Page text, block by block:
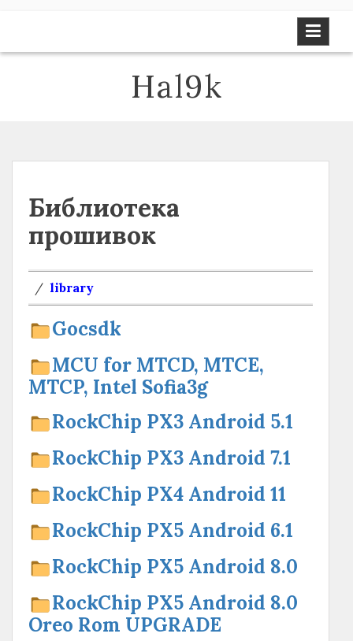
Hal9k
Библиотека
прошивок
/ library
Gocsdk
MCU for MTCD, MTCE,
MTCP, Intel Sofia3g
RockChip PX3 Android 5.1
RockChip PX3 Android 7.1
RockChip PX4 Android 11
RockChip PX5 Android 6.1
RockChip PX5 Android 8.0
RockChip PX5 Android 8.0
Oreo Rom UPGRADE